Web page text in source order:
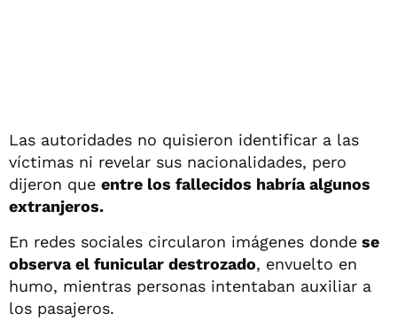
Las autoridades no quisieron identificar a las
víctimas ni revelar sus nacionalidades, pero
dijeron que entre los fallecidos habría algunos
extranjeros.
En redes sociales circularon imágenes donde se
observa el funicular destrozado, envuelto en
humo, mientras personas intentaban auxiliar a
los pasajeros.